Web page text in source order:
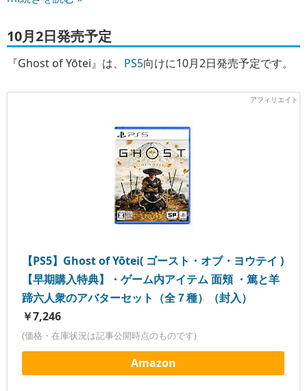
10月2日発売予定
『Ghost of Yōtei』は、 PS5向けに10月2日発売予定です。
【PS5】Ghost of Yōtei( ゴースト・オブ・ヨウテイ )
【早期購入特典】・ゲーム内アイテム 面頬 ・篤と羊
蹄六人衆のアバターセット（全７種）（封入）
￥7,246
(価格・在庫状況は記事公開時点のものです)
Amazon